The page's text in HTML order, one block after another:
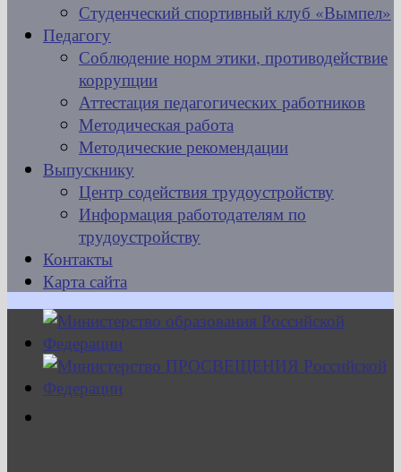
Студенческий спортивный клуб «Вымпел»
Педагогу
Соблюдение норм этики, противодействие
коррупции
Аттестация педагогических работников
Методическая работа
Методические рекомендации
Выпускнику
Центр содействия трудоустройству
Информация работодателям по
трудоустройству
Контакты
Карта сайта